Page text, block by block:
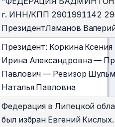
г. ИНН/КПП 2901991142
ПрезидентЛаманов
Президент: Коркина
Ирина Александровна —
Павлович — Ревизор
Наталья Павловна
Федерация в Липецкой
был избран Евгений